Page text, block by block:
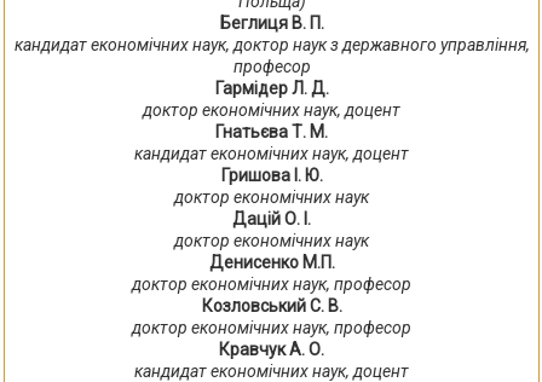
Беглиця В. П.
кандидат економічних наук, доктор наук з державного управління,
професор
Гармідер Л. Д.
доктор економічних наук, доцент
Гнатьєва Т. М.
кандидат економічних наук, доцент
Гришова І. Ю.
доктор економічних наук
Дацій О. І.
доктор економічних наук
Денисенко М.П.
доктор економічних наук, професор
Козловський С. В.
доктор економічних наук, професор
Кравчук А. О.
кандидат економічних наук, доцент